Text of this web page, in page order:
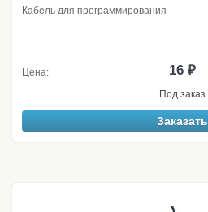
Кабель для программирования
Цена: 16 ₽
Под заказ
Заказать